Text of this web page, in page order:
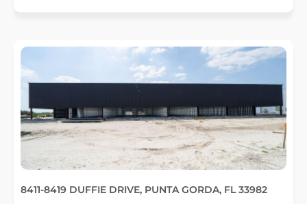
8411-8419 DUFFIE DRIVE, PUNTA GORDA, FL 33982